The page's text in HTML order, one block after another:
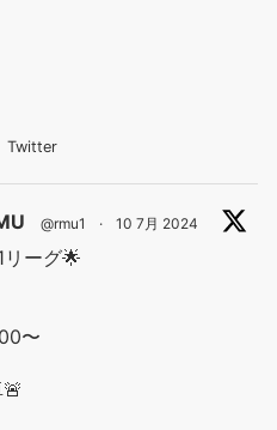
Twitter
@rmu1 · 10 7月 2024
ーグ🌟
〜